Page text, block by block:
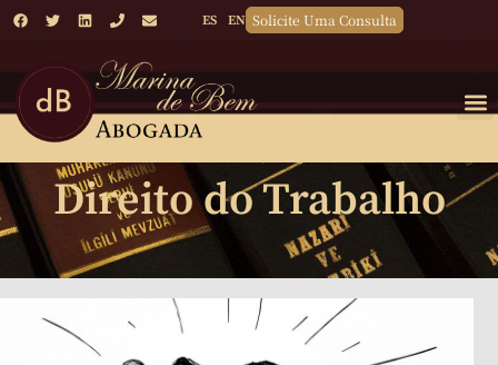
ES EN Solicite Uma Consulta
Direito do Trabalho